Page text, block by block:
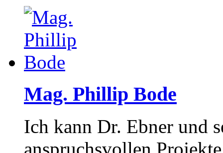
Mag. Phillip Bode
Ich kann Dr. Ebner und